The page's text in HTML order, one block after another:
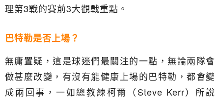
理第3戰的賽前3大觀戰重點。
巴特勒是否上場？
無庸置疑，這是球迷們最關注的一點，無論兩隊會
做甚麼改變，有沒有能健康上場的巴特勒，都會變
成兩回事，一如總教練柯爾（Steve Kerr）所說